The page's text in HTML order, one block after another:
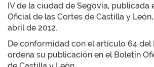
IV de la ciudad de Segovia, publicada
Oficial de las Cortes de Castilla y León,
abril de 2012.
De conformidad con el artículo 64 del
ordena su publicación en el Boletín